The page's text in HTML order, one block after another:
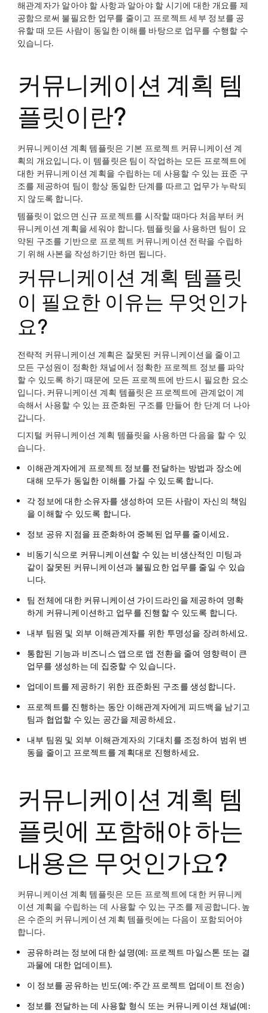
해관계자가 알아야 할 사항과 알아야 할 시기에 대한 개요를 제
공함으로써 불필요한 업무를 줄이고 프로젝트 세부 정보를 공
유할 때 모든 사람이 동일한 이해를 바탕으로 업무를 수행할 수
있습니다.
커뮤니케이션 계획 템
플릿이란?
커뮤니케이션 계획 템플릿은 기본 프로젝트 커뮤니케이션 계
획의 개요입니다. 이 템플릿은 팀이 작업하는 모든 프로젝트에
대한 커뮤니케이션 계획을 수립하는 데 사용할 수 있는 표준 구
조를 제공하여 팀이 항상 동일한 단계를 따르고 업무가 누락되
지 않도록 합니다.
템플릿이 없으면 신규 프로젝트를 시작할 때마다 처음부터 커
뮤니케이션 계획을 세워야 합니다. 템플릿을 사용하면 팀이 요
약된 구조를 기반으로 프로젝트 커뮤니케이션 전략을 수립하
기 위해 사본을 작성하기만 하면 됩니다.
커뮤니케이션 계획 템플릿
이 필요한 이유는 무엇인가
요?
전략적 커뮤니케이션 계획은 잘못된 커뮤니케이션을 줄이고
모든 구성원이 정확한 채널에서 정확한 프로젝트 정보를 파악
할 수 있도록 하기 때문에 모든 프로젝트에 반드시 필요한 요소
입니다. 커뮤니케이션 계획 템플릿은 프로젝트에 관계없이 계
속해서 사용할 수 있는 표준화된 구조를 만들어 한 단계 더 나아
갑니다.
디지털 커뮤니케이션 계획 템플릿을 사용하면 다음을 할 수 있
습니다.
이해관계자에게 프로젝트 정보를 전달하는 방법과 장소에
대해 모두가 동일한 이해를 가질 수 있도록 합니다.
각 정보에 대한 소유자를 생성하여 모든 사람이 자신의 책임
을 이해할 수 있도록 합니다.
정보 공유 지점을 표준화하여 중복된 업무를 줄이세요.
비동기식으로 커뮤니케이션할 수 있는 비생산적인 미팅과
같이 잘못된 커뮤니케이션과 불필요한 업무를 줄일 수 있습
니다.
팀 전체에 대한 커뮤니케이션 가이드라인을 제공하여 명확
하게 커뮤니케이션하고 업무를 진행할 수 있도록 합니다.
내부 팀원 및 외부 이해관계자를 위한 투명성을 장려하세요.
통합된 기능과 비즈니스 앱으로 앱 전환을 줄여 영향력이 큰
업무를 생성하는 데 집중할 수 있습니다.
업데이트를 제공하기 위한 표준화된 구조를 생성합니다.
프로젝트를 진행하는 동안 이해관계자에게 피드백을 남기고
팀과 협업할 수 있는 공간을 제공하세요.
내부 팀원 및 외부 이해관계자의 기대치를 조정하여 범위 변
동을 줄이고 프로젝트를 계획대로 진행하세요.
커뮤니케이션 계획 템
플릿에 포함해야 하는
내용은 무엇인가요?
커뮤니케이션 계획 템플릿은 모든 프로젝트에 대한 커뮤니케
이션 계획을 수립하는 데 사용할 수 있는 구조를 제공합니다. 높
은 수준의 커뮤니케이션 계획 템플릿에는 다음이 포함되어야
합니다.
공유하려는 정보에 대한설명(예: 프로젝트 마일스톤 또는 결
과물에 대한 업데이트).
이 정보를 공유하는 빈도(예: 주간 프로젝트 업데이트 전송)
정보를 전달하는 데 사용할 형식 또는 커뮤니케이션 채널(예: